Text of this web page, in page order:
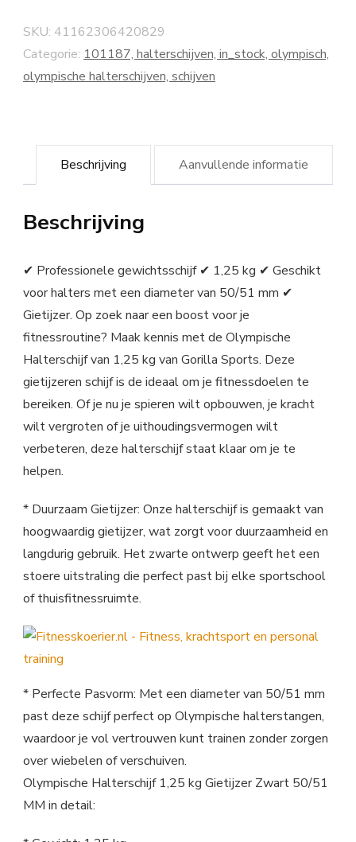
SKU: 41162306420829
Categorie: 101187, halterschijven, in_stock, olympisch,
olympische halterschijven, schijven
Beschrijving Aanvullende informatie
Beschrijving
✔ Professionele gewichtsschijf ✔ 1,25 kg ✔ Geschikt
voor halters met een diameter van 50/51 mm ✔
Gietijzer. Op zoek naar een boost voor je
fitnessroutine? Maak kennis met de Olympische
Halterschijf van 1,25 kg van Gorilla Sports. Deze
gietijzeren schijf is de ideaal om je fitnessdoelen te
bereiken. Of je nu je spieren wilt opbouwen, je kracht
wilt vergroten of je uithoudingsvermogen wilt
verbeteren, deze halterschijf staat klaar om je te
helpen.
* Duurzaam Gietijzer: Onze halterschijf is gemaakt van
hoogwaardig gietijzer, wat zorgt voor duurzaamheid en
langdurig gebruik. Het zwarte ontwerp geeft het een
stoere uitstraling die perfect past bij elke sportschool
of thuisfitnessruimte.
* Perfecte Pasvorm: Met een diameter van 50/51 mm
past deze schijf perfect op Olympische halterstangen,
waardoor je vol vertrouwen kunt trainen zonder zorgen
over wiebelen of verschuiven.
Olympische Halterschijf 1,25 kg Gietijzer Zwart 50/51
MM in detail: